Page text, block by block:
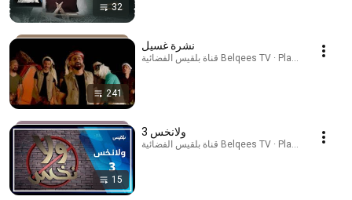
32
241
نشرة غسيل
قناة بلقيس الفضائية Belqees TV · Playlist
15
ولانخس 3
قناة بلقيس الفضائية Belqees TV · Playlist